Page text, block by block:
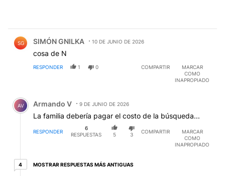
SG SIMÓN GNILKA 10 DE JUNIO DE 2026
cosa de N
RESPONDER 1 0 COMPARTIR
MARCAR
COMO
INAPROPIADO
Comentario de Armando V.
AV Armando V 9 DE JUNIO DE 2026
La familia debería pagar el costo de la búsqueda...
RESPONDER
6
RESPUESTAS
5 3
COMPARTIR
MARCAR
COMO
INAPROPIADO
44 respuestas más antiguas
MOSTRAR RESPUESTAS MÁS ANTIGUAS